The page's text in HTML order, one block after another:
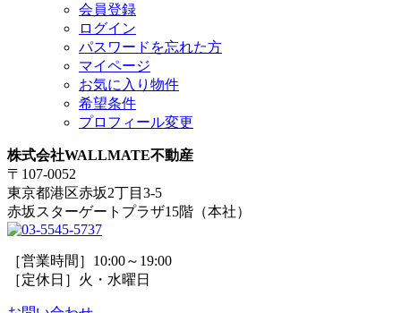
会員登録
ログイン
パスワードを忘れた方
マイページ
お気に入り物件
希望条件
プロフィール変更
株式会社WALLMATE不動産
〒107-0052
東京都港区赤坂2丁目3-5
赤坂スターゲートプラザ15階（本社）
［営業時間］10:00～19:00
［定休日］火・水曜日